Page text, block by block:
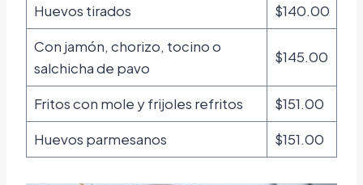
Huevos tirados
$140.00
Con jamón, chorizo, tocino o
salchicha de pavo
$145.00
Fritos con mole y frijoles refritos
$151.00
Huevos parmesanos
$151.00